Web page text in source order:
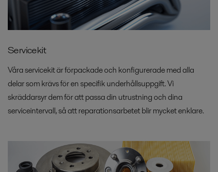
Servicekit
Våra servicekit är förpackade och konfigurerade med alla
delar som krävs för en specifik underhållsuppgift. Vi
skräddarsyr dem för att passa din utrustning och dina
serviceintervall, så att reparationsarbetet blir mycket enklare.